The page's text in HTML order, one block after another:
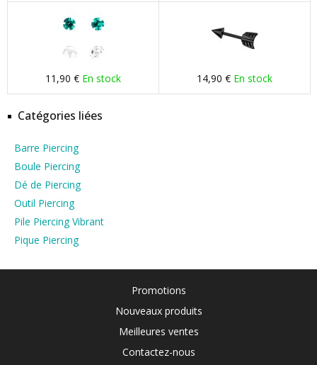
11,90 € En stock 14,90 € En stock
Catégories liées
Barre Piercing
Boule Piercing
Dé de Piercing
Outil Piercing
Pile Piercing Vibrant
Pique Piercing
Promotions
Nouveaux produits
Meilleures ventes
Contactez-nous